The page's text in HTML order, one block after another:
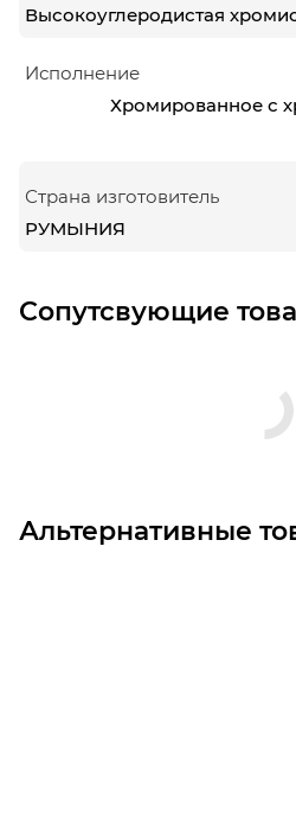
Высокоуглеродистая
Исполнение
Хромированное с
Страна изготовитель
РУМЫНИЯ
Сопутсвующие
Альтернативные